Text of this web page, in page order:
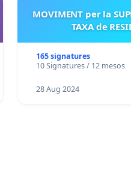
MOVIMENT per la
TAXA de
165 signatures
10 Signatures / 12 mesos
28 Aug 2024